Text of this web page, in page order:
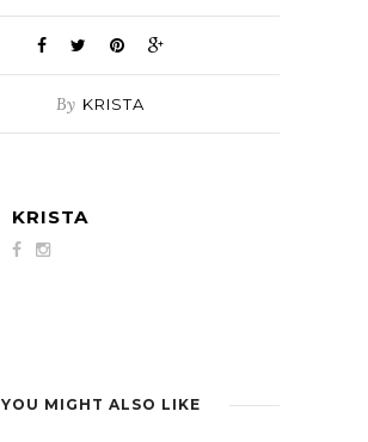
By KRISTA
KRISTA
YOU MIGHT ALSO LIKE